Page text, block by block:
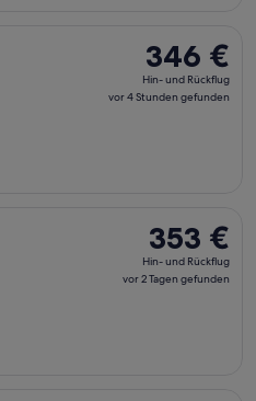
346 €
Hin-
und
346 €
Hin- und Rückflug
vor 4 Stunden gefunden
353 €
Hin-
und
353 €
Hin- und Rückflug
vor 2 Tagen gefunden